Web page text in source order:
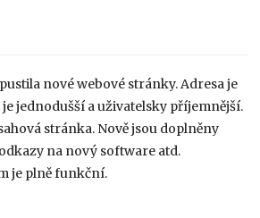
nové webové stránky. Adresa je
je jednodušší a uživatelsky příjemnější.
stránka. Nově jsou doplněny
na nový software atd.
je plně funkční.